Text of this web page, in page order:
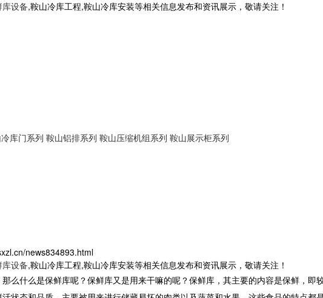
设备,鞍山冷库工程,鞍山冷库安装等相关信息发布和资讯展示，敬请关注！
库门系列 鞍山铝排系列 鞍山压缩机组系列 鞍山展示柜系列
news834893.html
设备,鞍山冷库工程,鞍山冷库安装等相关信息发布和资讯展示，敬请关注！
么什么是保鲜库呢？保鲜库又是用来干嘛的呢？保鲜库，其主要的内容是保鲜，